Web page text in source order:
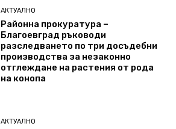
АКТУАЛНО
Районна прокуратура –
Благоевград ръководи
разследването по три досъдебни
производства за незаконно
отглеждане на растения от рода
на конопа
АКТУАЛНО